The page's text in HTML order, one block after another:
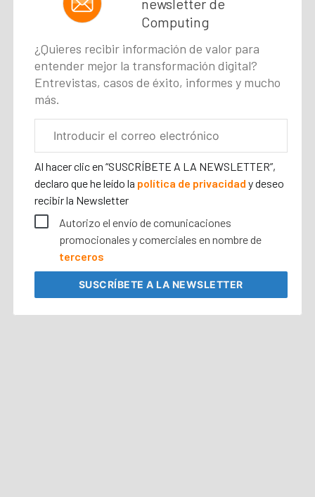
newsletter de
Computing
¿Quieres recibir información de valor para
entender mejor la transformación digital?
Entrevistas, casos de éxito, informes y mucho
más.
electrónico
corporativo
Al hacer clic en “SUSCRÍBETE A LA NEWSLETTER”,
declaro que he leído la política de privacidady deseo
recibir la Newsletter
Autorizo el envío de comunicaciones
promocionales y comerciales en nombre de
terceros
SUSCRÍBETEA LA NEWSLETTER